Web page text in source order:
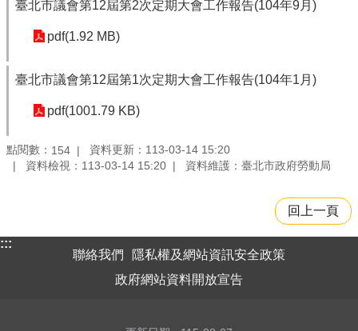
臺北市議會第12屆第2次定期大會工作報告(104年9月)
pdf(1.92 MB)
臺北市議會第12屆第1次定期大會工作報告(104年1月)
pdf(1001.79 KB)
點閱數： 154
資料更新：113-03-14 15:20
資料檢視：113-03-14 15:20
資料維護：臺北市政府勞動局
回上一頁
:::
聯絡我們
隱私權及網站資訊安全政策
政府網站資料開放宣告